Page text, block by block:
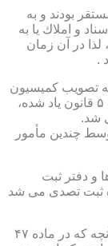
بودند و به
و املاك یا به
در آن زمان
.
به تصویب كمیسیون
عدلیه مجلس شورای ملی رسید كه مطابق ماده ۵ قانون یاد شده،
شد.
چندین مأمور
و دفتر ثبت
ثبت تصدی می شد
قانون یاد شده، در شرح وظائف مباشرین ثبت (آنچه كه در ماده ۴۷